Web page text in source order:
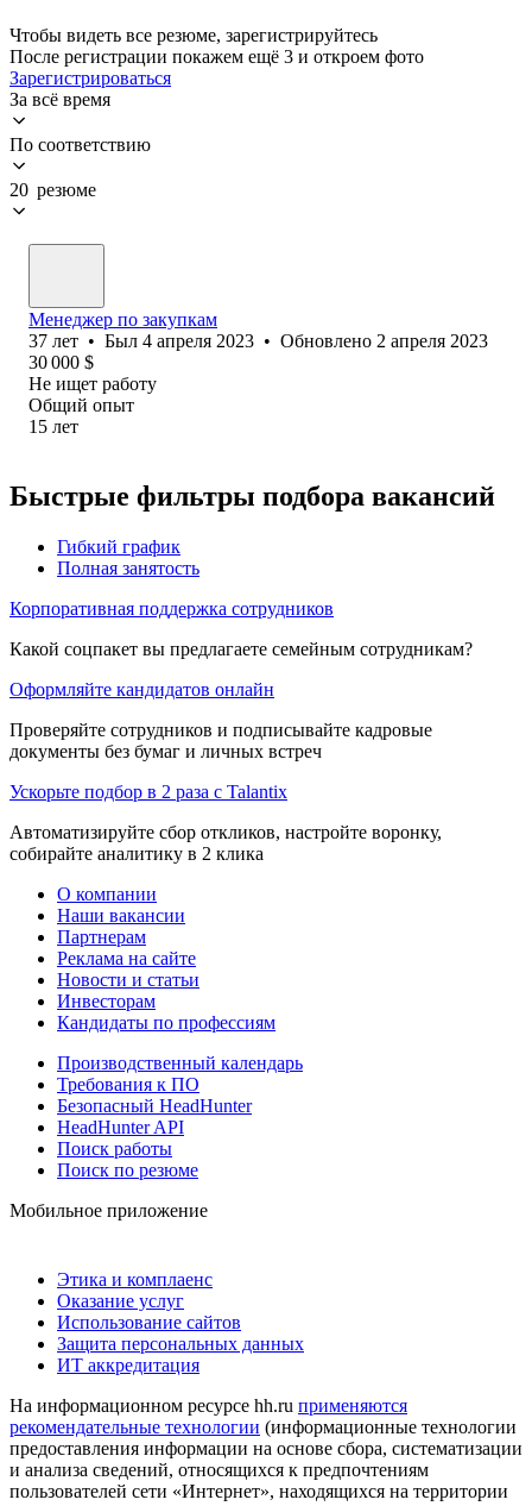
Чтобы видеть все резюме, зарегистрируйтесь
После регистрации покажем ещё 3 и откроем фото
Зарегистрироваться
За всё время
По соответствию
20 резюме
Менеджер по закупкам
37 лет • Был 4 апреля 2023 • Обновлено 2 апреля 2023
30 000 $
Не ищет работу
Общий опыт
15 лет
Быстрые фильтры подбора вакансий
Гибкий график
Полная занятость
Корпоративная поддержка сотрудников
Какой соцпакет вы предлагаете семейным сотрудникам?
Оформляйте кандидатов онлайн
Проверяйте сотрудников и подписывайте кадровые
документы без бумаг и личных встреч
Ускорьте подбор в 2 раза с Talantix
Автоматизируйте сбор откликов, настройте воронку,
собирайте аналитику в 2 клика
О компании
Наши вакансии
Партнерам
Реклама на сайте
Новости и статьи
Инвесторам
Кандидаты по профессиям
Производственный календарь
Требования к ПО
Безопасный HeadHunter
HeadHunter API
Поиск работы
Поиск по резюме
Мобильное приложение
Этика и комплаенс
Оказание услуг
Использование сайтов
Защита персональных данных
ИТ аккредитация
На информационном ресурсе hh.ru применяются
рекомендательные технологии (информационные технологии
предоставления информации на основе сбора, систематизации
и анализа сведений, относящихся к предпочтениям
пользователей сети «Интернет», находящихся на территории